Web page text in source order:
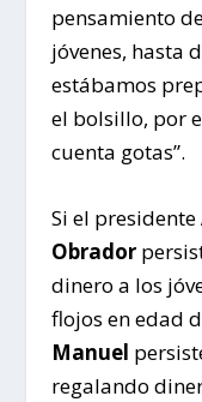
pensamiento
jóvenes, hasta
estábamos
el bolsillo, por
cuenta gotas”.
Si el presidente
Obrador
dinero a los
flojos en edad
Manuel
regalando